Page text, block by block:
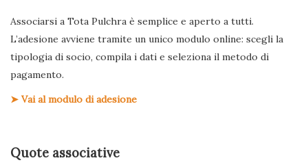
Associarsi a Tota Pulchra è semplice e aperto a tutti.
L’adesione avviene tramite un unico modulo online: scegli la
tipologia di socio, compila i dati e seleziona il metodo di
pagamento.
➤ Vai al modulo di adesione
Quote associative